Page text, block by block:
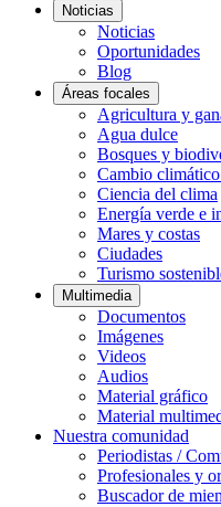
Noticias
Noticias
Oportunidades
Blog
Áreas focales
Agricultura y
Agua dulce
Bosques y
Cambio
Ciencia del clima
Energía verde e
Mares y costas
Ciudades
Turismo
Multimedia
Documentos
Imágenes
Videos
Audios
Material gráfico
Material
Nuestra comunidad
Periodistas /
Profesionales y
Buscador de